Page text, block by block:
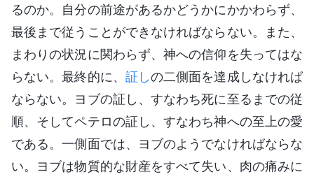
るのか。自分の前途があるかどうかにかかわらず、
最後まで従うことができなければならない。また、
まわりの状況に関わらず、神への信仰を失ってはな
らない。最終的に、 証しの二側面を達成しなければ
ならない。ヨブの証し、すなわち死に至るまでの従
順、そしてペテロの証し、すなわち神への至上の愛
である。一側面では、ヨブのようでなければならな
い。ヨブは物質的な財産をすべて失い、肉の痛みに